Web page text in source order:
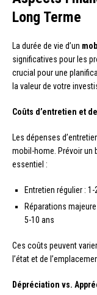
Long Terme
La durée de vie d’un
significatives pour les
crucial pour une
la valeur de votre
Coûts d’entretien et
Les dépenses
mobil-home. Prévoir un
essentiel :
Entretien régulier :
Réparations
5-10 ans
Ces coûts peuvent
l’état et de
Dépréciation vs.